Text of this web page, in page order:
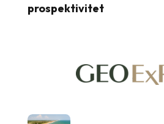
prospektivitet